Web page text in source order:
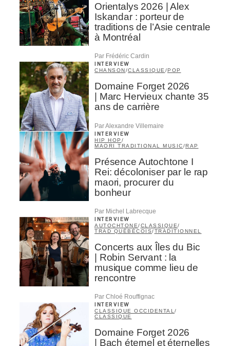
Orientalys 2026 | Alex
Iskandar : porteur de
traditions de l’Asie centrale
à Montréal
Par Frédéric Cardin
INTERVIEW
CHANSON/CLASSIQUE /POP
Domaine Forget 2026
| Marc Hervieux chante 35
ans de carrière
Par Alexandre Villemaire
INTERVIEW
HIP HOP /
MAORI TRADITIONAL MUSIC/RAP
Présence Autochtone I
Rei: décoloniser par le rap
maori, procurer du
bonheur
Par Michel Labrecque
INTERVIEW
AUTOCHTONE/CLASSIQUE/
TRAD QUÉBÉCOIS/TRADITIONNEL
Concerts aux Îles du Bic
| Robin Servant : la
musique comme lieu de
rencontre
Par Chloé Rouffignac
INTERVIEW
CLASSIQUE OCCIDENTAL/
CLASSIQUE
Domaine Forget 2026
| Bach éternel et éternelles